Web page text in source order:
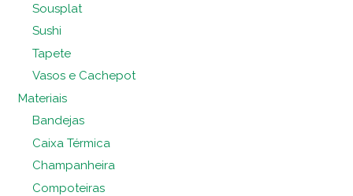
Sousplat
Sushi
Tapete
Vasos e Cachepot
Materiais
Bandejas
Caixa Térmica
Champanheira
Compoteiras